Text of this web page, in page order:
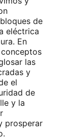
de
eléctrica
En
las
y
el
de
y la
prosperar